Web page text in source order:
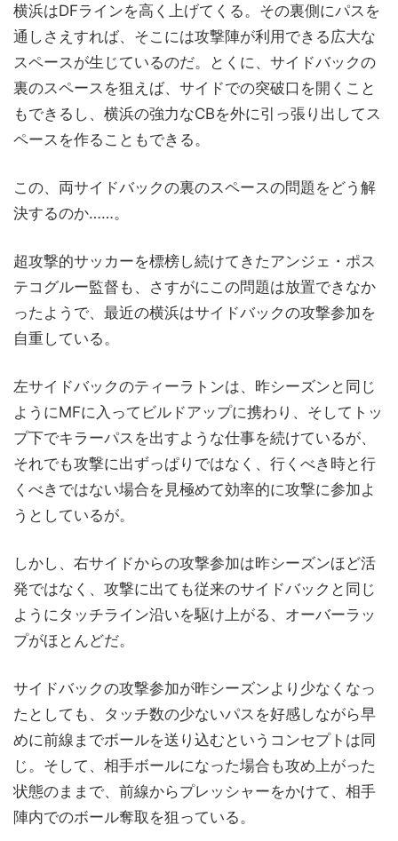
横浜はDFラインを高く上げてくる。その裏側にパスを
通しさえすれば、そこには攻撃陣が利用できる広大な
スペースが生じているのだ。とくに、サイドバックの
裏のスペースを狙えば、サイドでの突破口を開くこと
もできるし、横浜の強力なCBを外に引っ張り出してス
ペースを作ることもできる。
この、両サイドバックの裏のスペースの問題をどう解
決するのか……。
超攻撃的サッカーを標榜し続けてきたアンジェ・ポス
テコグルー監督も、さすがにこの問題は放置できなか
ったようで、最近の横浜はサイドバックの攻撃参加を
自重している。
左サイドバックのティーラトンは、昨シーズンと同じ
ようにMFに入ってビルドアップに携わり、そしてトッ
プ下でキラーパスを出すような仕事を続けているが、
それでも攻撃に出ずっぱりではなく、行くべき時と行
くべきではない場合を見極めて効率的に攻撃に参加よ
うとしているが。
しかし、右サイドからの攻撃参加は昨シーズンほど活
発ではなく、攻撃に出ても従来のサイドバックと同じ
ようにタッチライン沿いを駆け上がる、オーバーラッ
プがほとんどだ。
サイドバックの攻撃参加が昨シーズンより少なくなっ
たとしても、タッチ数の少ないパスを好感しながら早
めに前線までボールを送り込むというコンセプトは同
じ。そして、相手ボールになった場合も攻め上がった
状態のままで、前線からプレッシャーをかけて、相手
陣内でのボール奪取を狙っている。